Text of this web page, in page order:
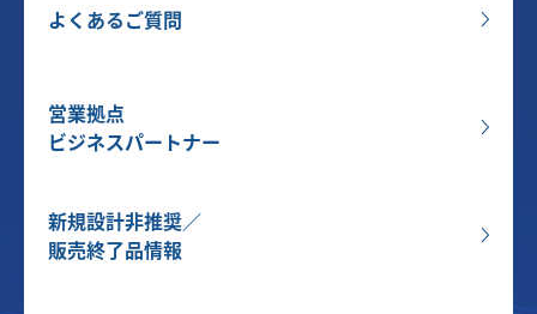
よくあるご質問
営業拠点
ビジネスパートナー
新規設計非推奨／
販売終了品情報